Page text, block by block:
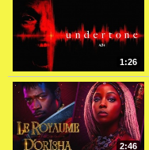
1:26
2:46